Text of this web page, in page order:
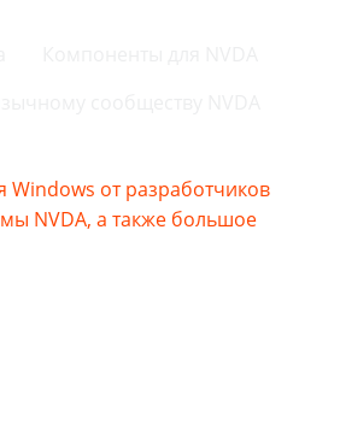
от разработчиков
NVDA, а также большое